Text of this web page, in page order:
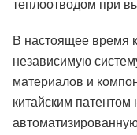
теплоотводом при
В настоящее время
независимую
материалов и
китайским патентом